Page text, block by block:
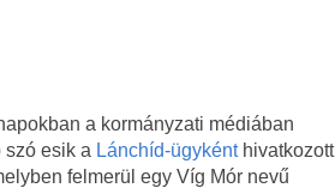
a kormányzati médiában
szó esik a Lánchíd-ügykénthivatkozott
felmerül egy Víg Mór nevű